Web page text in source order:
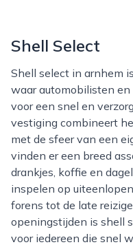
Shell Select
Shell select in arnhem is een moderne gemakswinkel
waar automobilisten
voor een snel en
vestiging combineert
met de sfeer van een
vinden er een breed
drankjes, koffie en
inspelen op
forens tot de late
openingstijden is shell
voor iedereen die snel